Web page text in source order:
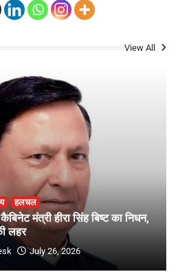
View All
हलचल
मंत्री हीरा सिंह बिष्ट का निधन,
लहर
July 26, 2026